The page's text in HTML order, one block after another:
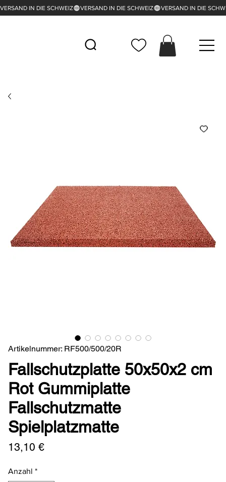
VERSAND IN DIE SCHWEIZ
Artikelnummer: RF500/500/20R
Fallschutzplatte 50x50x2 cm
Rot Gummiplatte
Fallschutzmatte
Spielplatzmatte
13,10 €Preis
Anzahl *